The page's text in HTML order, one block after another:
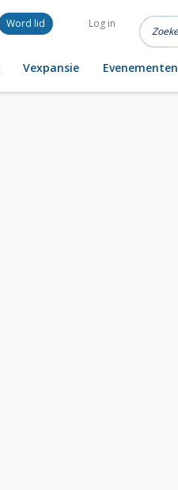
Word lid Log in
Vexpansie Evenementen